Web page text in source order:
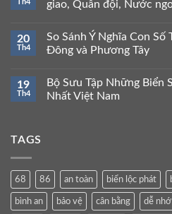
Th4
giao, Quân đội, Nước
20
Th4
So Sánh Ý Nghĩa Con
Đông và Phương Tây
19
Th4
Bộ Sưu Tập Những Biển
Nhất Việt Nam
TAGS
68 86 an toàn biển lộc phát
bình an bảo vệ cân bằng dễ nhớ